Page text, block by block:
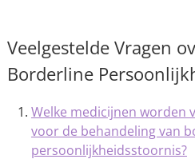
Veelgestelde Vragen
Borderline
Welke medicijnen worden
voor de behandeling van
persoonlijkheidsstoornis?